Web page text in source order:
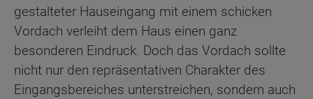
gestalteter Hauseingang mit einem schicken
Vordach verleiht dem Haus einen ganz
besonderen Eindruck. Doch das Vordach sollte
nicht nur den repräsentativen Charakter des
Eingangsbereiches unterstreichen, sondern auch